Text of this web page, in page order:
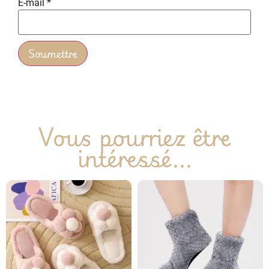
E-mail *
Vous pourriez être
intéressé...